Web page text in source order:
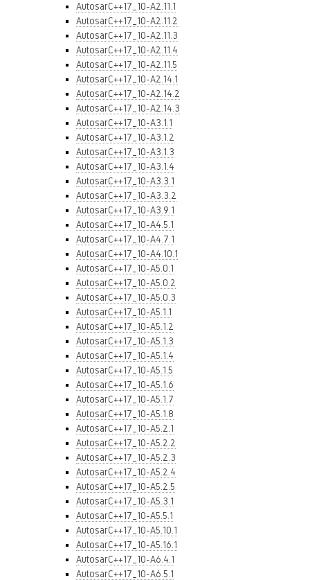
AutosarC++17_10-A2.11.1
AutosarC++17_10-A2.11.2
AutosarC++17_10-A2.11.3
AutosarC++17_10-A2.11.4
AutosarC++17_10-A2.11.5
AutosarC++17_10-A2.14.1
AutosarC++17_10-A2.14.2
AutosarC++17_10-A2.14.3
AutosarC++17_10-A3.1.1
AutosarC++17_10-A3.1.2
AutosarC++17_10-A3.1.3
AutosarC++17_10-A3.1.4
AutosarC++17_10-A3.3.1
AutosarC++17_10-A3.3.2
AutosarC++17_10-A3.9.1
AutosarC++17_10-A4.5.1
AutosarC++17_10-A4.7.1
AutosarC++17_10-A4.10.1
AutosarC++17_10-A5.0.1
AutosarC++17_10-A5.0.2
AutosarC++17_10-A5.0.3
AutosarC++17_10-A5.1.1
AutosarC++17_10-A5.1.2
AutosarC++17_10-A5.1.3
AutosarC++17_10-A5.1.4
AutosarC++17_10-A5.1.5
AutosarC++17_10-A5.1.6
AutosarC++17_10-A5.1.7
AutosarC++17_10-A5.1.8
AutosarC++17_10-A5.2.1
AutosarC++17_10-A5.2.2
AutosarC++17_10-A5.2.3
AutosarC++17_10-A5.2.4
AutosarC++17_10-A5.2.5
AutosarC++17_10-A5.3.1
AutosarC++17_10-A5.5.1
AutosarC++17_10-A5.10.1
AutosarC++17_10-A5.16.1
AutosarC++17_10-A6.4.1
AutosarC++17_10-A6.5.1